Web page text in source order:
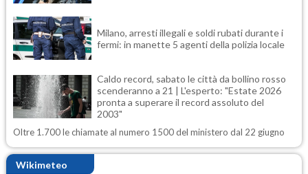
Milano, arresti illegali e soldi rubati durante i
fermi: in manette 5 agenti della polizia locale
Caldo record, sabato le città da bollino rosso
scenderanno a 21 | L'esperto: "Estate 2026
pronta a superare il record assoluto del
2003"
Oltre 1.700 le chiamate al numero 1500 del ministero dal 22 giugno
Wikimeteo